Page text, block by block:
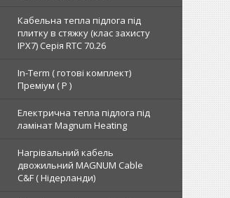
Кабельна тепла підлога під
плитку в стяжку (клас захисту
IPX7) Серія RTC 70.26
In-Term ( готові комплект)
Преміум ( Р )
Електрична тепла підлога під
ламінат Magnum Heating
Нагрівальний кабель
двожильний MAGNUM Cable
C&F ( Нідерланди)